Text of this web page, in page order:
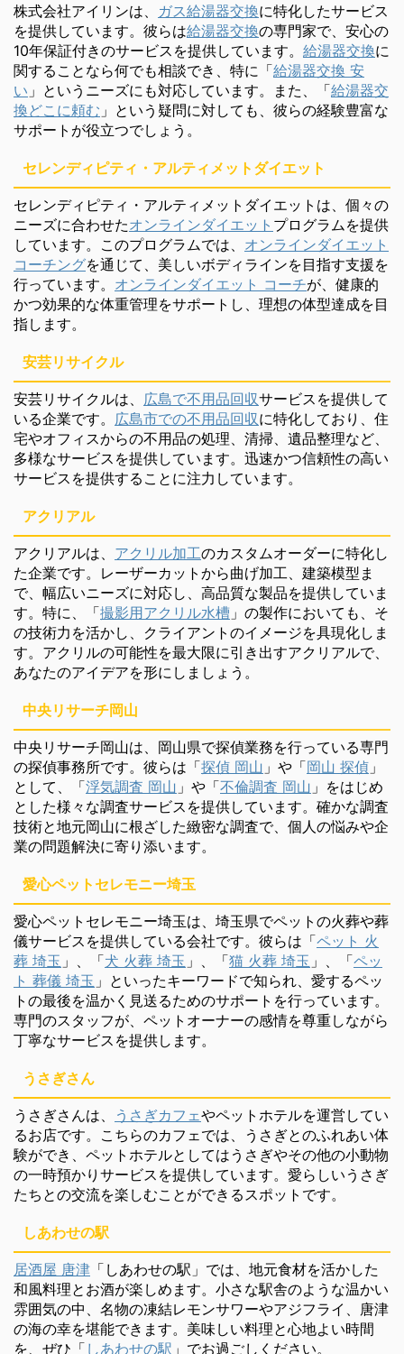
株式会社アイリンは、 ガス給湯器交換に特化したサービス
を提供しています。彼らは給湯器交換の専門家で、安心の
10年保証付きのサービスを提供しています。 給湯器交換に
関することなら何でも相談でき、特に「給湯器交換 安
い 」というニーズにも対応しています。また、「給湯器交
換どこに頼む 」という疑問に対しても、彼らの経験豊富な
サポートが役立つでしょう。
セレンディピティ・アルティメットダイエット
セレンディピティ・アルティメットダイエットは、個々の
ニーズに合わせたオンラインダイエット プログラムを提供
しています。このプログラムでは、 オンラインダイエット
コーチングを通じて、美しいボディラインを目指す支援を
行っています。 オンラインダイエット コーチが、健康的
かつ効果的な体重管理をサポートし、理想の体型達成を目
指します。
安芸リサイクル
安芸リサイクルは、 広島で不用品回収サービスを提供して
いる企業です。 広島市での不用品回収に特化しており、住
宅やオフィスからの不用品の処理、清掃、遺品整理など、
多様なサービスを提供しています。迅速かつ信頼性の高い
サービスを提供することに注力しています。
アクリアル
アクリアルは、 アクリル加工のカスタムオーダーに特化し
た企業です。レーザーカットから曲げ加工、建築模型ま
で、幅広いニーズに対応し、高品質な製品を提供していま
す。特に、「撮影用アクリル水槽 」の製作においても、そ
の技術力を活かし、クライアントのイメージを具現化しま
す。アクリルの可能性を最大限に引き出すアクリアルで、
あなたのアイデアを形にしましょう。
中央リサーチ岡山
中央リサーチ岡山は、岡山県で探偵業務を行っている専門
の探偵事務所です。彼らは「探偵 岡山 」や「岡山 探偵 」
として、「浮気調査 岡山 」や「不倫調査 岡山 」をはじめ
とした様々な調査サービスを提供しています。確かな調査
技術と地元岡山に根ざした緻密な調査で、個人の悩みや企
業の問題解決に寄り添います。
愛心ペットセレモニー埼玉
愛心ペットセレモニー埼玉は、埼玉県でペットの火葬や葬
儀サービスを提供している会社です。彼らは「ペット 火
葬 埼玉 」、「犬 火葬 埼玉 」、「猫 火葬 埼玉 」、「ペッ
ト 葬儀 埼玉 」といったキーワードで知られ、愛するペッ
トの最後を温かく見送るためのサポートを行っています。
専門のスタッフが、ペットオーナーの感情を尊重しながら
丁寧なサービスを提供します。
うさぎさん
うさぎさんは、 うさぎカフェやペットホテルを運営してい
るお店です。こちらのカフェでは、うさぎとのふれあい体
験ができ、ペットホテルとしてはうさぎやその他の小動物
の一時預かりサービスを提供しています。愛らしいうさぎ
たちとの交流を楽しむことができるスポットです。
しあわせの駅
居酒屋 唐津 「しあわせの駅」では、地元食材を活かした
和風料理とお酒が楽しめます。小さな駅舎のような温かい
雰囲気の中、名物の凍結レモンサワーやアジフライ、唐津
の海の幸を堪能できます。美味しい料理と心地よい時間
を、ぜひ「 しあわせの駅 」でお過ごしください。